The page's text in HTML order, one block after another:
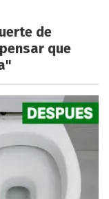
de
que